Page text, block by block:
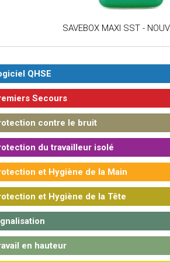
SAVEBOX MAXI SST -
QHSE
Secours
contre le bruit
du travailleur isolé
et Hygiène de la Main
et Hygiène de la Tête
en hauteur